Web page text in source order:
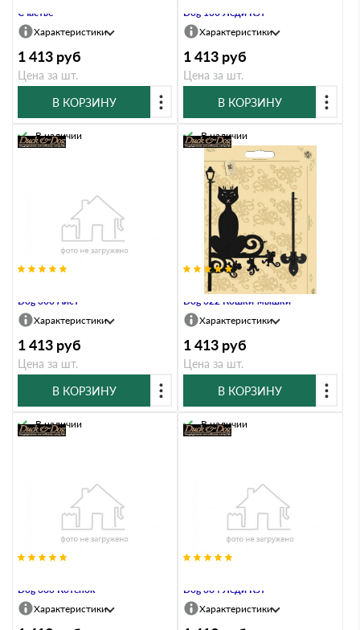
Счастье
Характеристики
1 413 руб
Цена за шт.
В КОРЗИНУ
Dog 130 Леди Кэт
Характеристики
1 413 руб
Цена за шт.
В КОРЗИНУ
Dog 300 Аист
В наличии
Характеристики
1 413 руб
Цена за шт.
В КОРЗИНУ
Указатель ветра малый Duck &
Dog 322 Кошки-мышки
В наличии
Характеристики
1 413 руб
Цена за шт.
В КОРЗИНУ
Dog 383 Котенок
В наличии
Характеристики
Dog 384 Леди Кэт
В наличии
Характеристики